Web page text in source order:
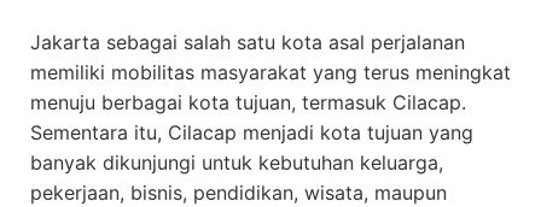
Jakarta sebagai salah satu kota asal perjalanan
memiliki mobilitas masyarakat yang terus meningkat
menuju berbagai kota tujuan, termasuk Cilacap.
Sementara itu, Cilacap menjadi kota tujuan yang
banyak dikunjungi untuk kebutuhan keluarga,
pekerjaan, bisnis, pendidikan, wisata, maupun